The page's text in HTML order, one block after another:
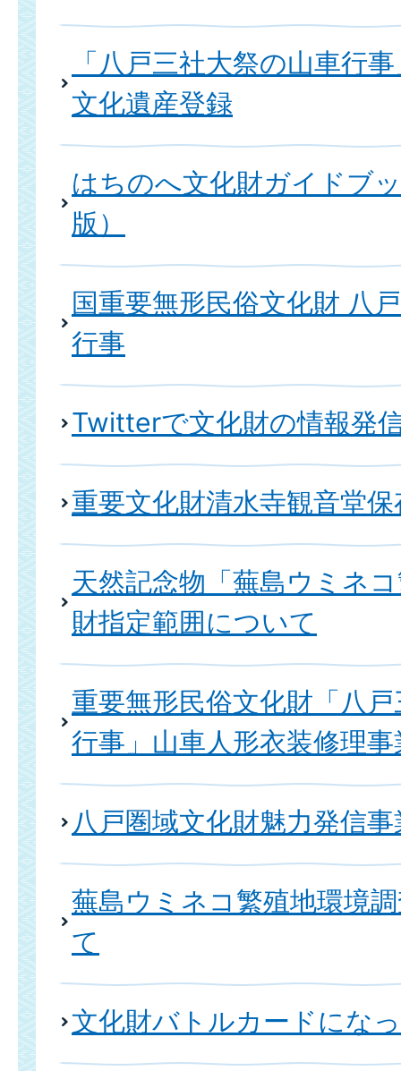
「八戸三社大祭の山車行
文化遺産登録
はちのへ文化財ガイドブ
版）
国重要無形民俗文化財 八
行事
Twitterで文化財の情報発
重要文化財清水寺観音堂
天然記念物「蕪島ウミネ
財指定範囲について
重要無形民俗文化財「八
行事」山車人形衣装修理事
八戸圏域文化財魅力発信事
蕪島ウミネコ繁殖地環境
て
文化財バトルカードにな